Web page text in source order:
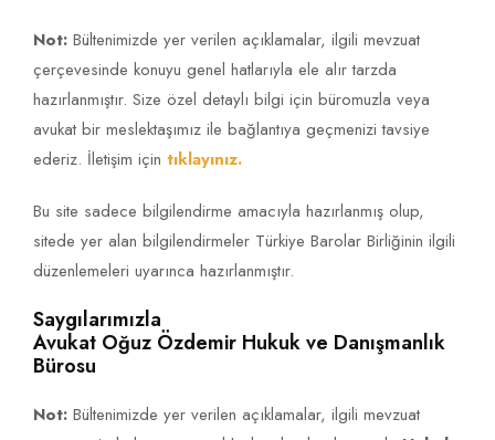
Not: Bültenimizde yer verilen açıklamalar, ilgili mevzuat
çerçevesinde konuyu genel hatlarıyla ele alır tarzda
hazırlanmıştır. Size özel detaylı bilgi için büromuzla veya
avukat bir meslektaşımız ile bağlantıya geçmenizi tavsiye
ederiz. İletişim için tıklayınız.
Bu site sadece bilgilendirme amacıyla hazırlanmış olup,
sitede yer alan bilgilendirmeler Türkiye Barolar Birliğinin ilgili
düzenlemeleri uyarınca hazırlanmıştır.
Saygılarımızla
Avukat Oğuz Özdemir Hukuk ve Danışmanlık
Bürosu
Not: Bültenimizde yer verilen açıklamalar, ilgili mevzuat